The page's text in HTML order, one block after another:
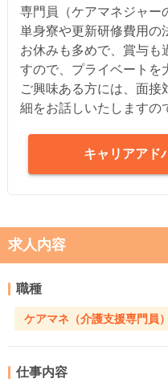
専門員（ケアマネジャー
単身寮や更新研修費用
お休みも多めで、賞与も
すので、プライベートを
ご興味ある方には、面接
細をお話しいたしますの
キャリアアド
求人内容
職種
ケアマネ（介護支援専門員）
仕事内容